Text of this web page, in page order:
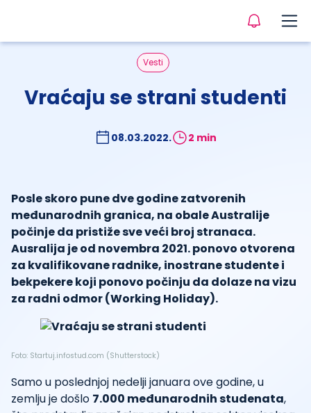
Vesti
Vraćaju se strani studenti
08.03.2022. 2 min
Posle skoro pune dve godine zatvorenih
međunarodnih granica, na obale Australije
počinje da pristiže sve veći broj stranaca.
Ausralija je od novembra 2021. ponovo otvorena
za kvalifikovane radnike, inostrane studente i
bekpekere koji ponovo počinju da dolaze na vizu
za radni odmor (Working Holiday).
Foto: Startuj.infostud.com (Shutterstock)
Samo u poslednjoj nedelji januara ove godine, u
zemlju je došlo 7.000 međunarodnih studenata,